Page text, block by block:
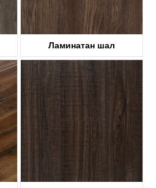
Ламинатан шал
KTL3004